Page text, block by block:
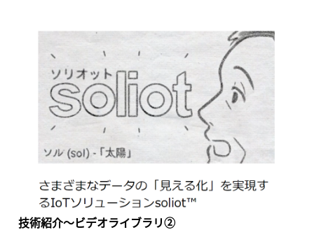
技術紹介～ビデオライブラリ②